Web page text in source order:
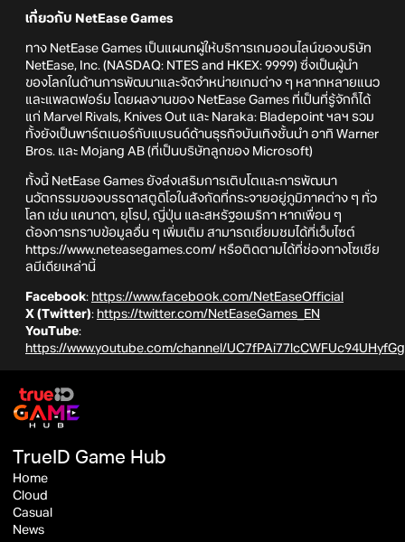
เกี่ยวกับ NetEase Games
ทาง NetEase Games เป็นแผนกผู้ให้บริการเกมออนไลน์ของบริษัท
NetEase, Inc. (NASDAQ: NTES and HKEX: 9999) ซึ่งเป็นผู้นำ
ของโลกในด้านการพัฒนาและจัดจำหน่ายเกมต่าง ๆ หลากหลายแนว
และแพลตฟอร์ม โดยผลงานของ NetEase Games ที่เป็นที่รู้จักก็ได้
แก่ Marvel Rivals, Knives Out และ Naraka: Bladepoint ฯลฯ รวม
ทั้งยังเป็นพาร์ตเนอร์กับแบรนด์ด้านธุรกิจบันเทิงชั้นนำ อาทิ Warner
Bros. และ Mojang AB (ที่เป็นบริษัทลูกของ Microsoft)
ทั้งนี้ NetEase Games ยังส่งเสริมการเติบโตและการพัฒนา
นวัตกรรมของบรรดาสตูดิโอในสังกัดที่กระจายอยู่ภูมิภาคต่าง ๆ ทั่ว
โลก เช่น แคนาดา, ยุโรป, ญี่ปุ่น และสหรัฐอเมริกา หากเพื่อน ๆ
ต้องการทราบข้อมูลอื่น ๆ เพิ่มเติม สามารถเยี่ยมชมได้ที่เว็บไซต์
https://www.neteasegames.com/ หรือติดตามได้ที่ช่องทางโซเชีย
ลมีเดียเหล่านี้
Facebook: https://www.facebook.com/NetEaseOfficial
X (Twitter): https://twitter.com/NetEaseGames_EN
YouTube:
https://www.youtube.com/channel/UC7fPAi77lcCWFUc94UHyfGg
TrueID Game Hub
Home
Cloud
Casual
News